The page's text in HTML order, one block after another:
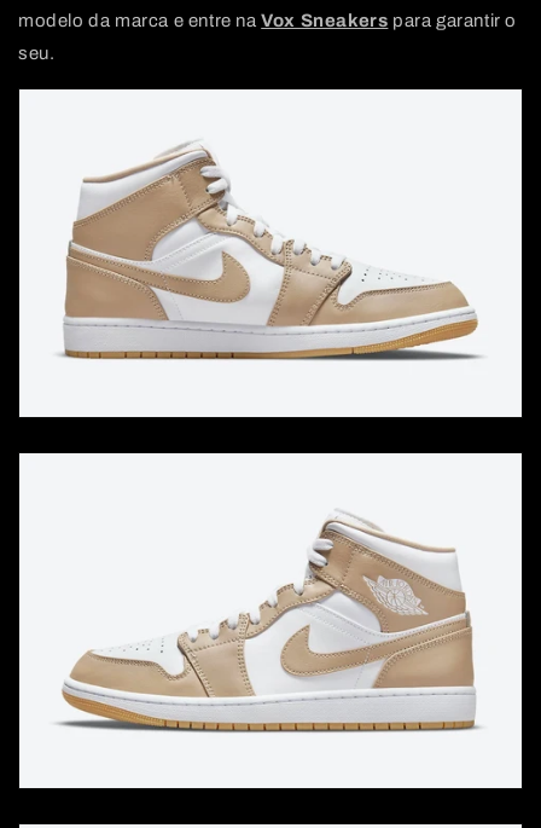
modelo da marca e entre naVox Sneakers para garantir o
seu.